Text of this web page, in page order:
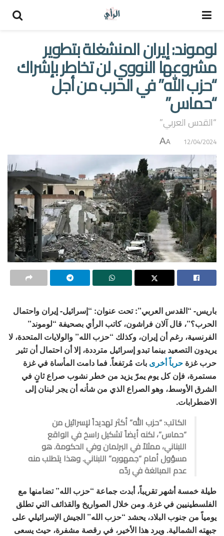
لوموند: إيران المنشغلة بتطوير
مشروعها النووي لن تخاطر بإشراك
“حزب الله” في الحرب من أجل
“حماس”
“القدس العربي”
12/04/2024
A
A
باريس- “القدس العربي”: تحت عنوان: “إسرائيل- إيران واحتمال
الحرب؟”، قال آلان فراشون، كاتب الرأي بصحيفة “لوموند”
الفرنسية، رغم أن إيران، وكذلك “حزب الله” والولايات المتحدة، لا
يريدون التصعيد بينما تبدو إسرائيل مترددة، إلا أن احتمال أن تثير
حرب غزة حرباً أخرى بات مُرتفعاً. فما دامت المأساة في غزة
مستمرة، فإن كل يوم يمرّ يزيد من خطر نشوب صراع ثانٍ في
الشرق الأوسط، وهو الصراع الذي من شأنه أن يجر لبنان إلى
الاضطرابات.
الكاتب: “حزب الله” أكثر تهديداً لإسرائيل من
“حماس”، لكنه أيضاً تشكيل راسخ في الواقع
اللبناني، ممثلاً في البرلمان وفي الحكومة. هو
مسؤول أمام “جمهوره” اللبناني. وهذا يتطلب منه
عدم المبالغة في ردّه
طيلة خمسة أشهر تقريباً، أبدت جماعة “حزب الله” تضامنها مع
الفلسطينيين في غزة. ومن خلال الصواريخ والقذائف التي تطلق
يومياً من جنوب البلاد، يحشد “حزب الله” الجيش الإسرائيلي على
جبهته الشمالية. ويرد هذا الأخير، في رقصة مشفرة، حيث يسعى